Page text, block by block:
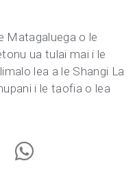
Matagaluega o le
ua tulai mai i le
lea a le Shangi La
i le taofia o lea